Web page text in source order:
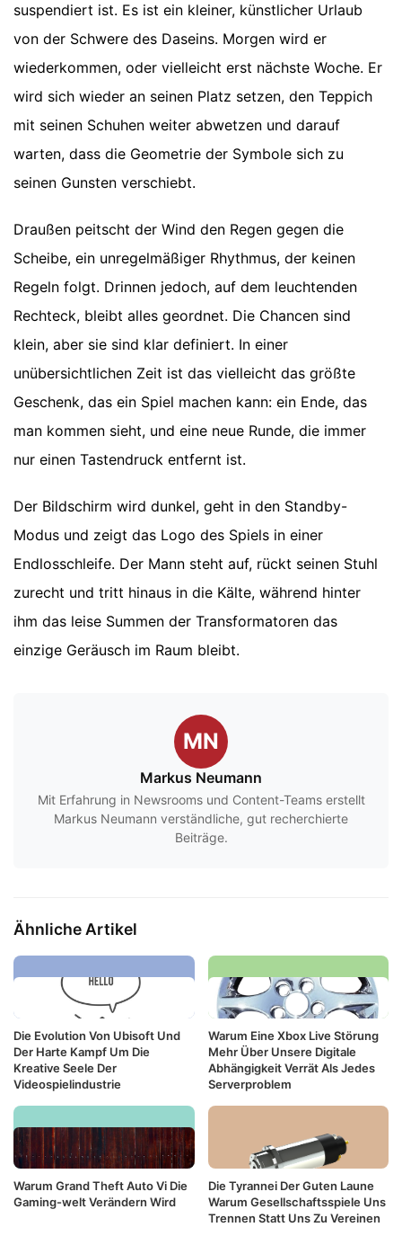
suspendiert ist. Es ist ein kleiner, künstlicher Urlaub
von der Schwere des Daseins. Morgen wird er
wiederkommen, oder vielleicht erst nächste Woche. Er
wird sich wieder an seinen Platz setzen, den Teppich
mit seinen Schuhen weiter abwetzen und darauf
warten, dass die Geometrie der Symbole sich zu
seinen Gunsten verschiebt.
Draußen peitscht der Wind den Regen gegen die
Scheibe, ein unregelmäßiger Rhythmus, der keinen
Regeln folgt. Drinnen jedoch, auf dem leuchtenden
Rechteck, bleibt alles geordnet. Die Chancen sind
klein, aber sie sind klar definiert. In einer
unübersichtlichen Zeit ist das vielleicht das größte
Geschenk, das ein Spiel machen kann: ein Ende, das
man kommen sieht, und eine neue Runde, die immer
nur einen Tastendruck entfernt ist.
Der Bildschirm wird dunkel, geht in den Standby-
Modus und zeigt das Logo des Spiels in einer
Endlosschleife. Der Mann steht auf, rückt seinen Stuhl
zurecht und tritt hinaus in die Kälte, während hinter
ihm das leise Summen der Transformatoren das
einzige Geräusch im Raum bleibt.
MN
Markus Neumann
Mit Erfahrung in Newsrooms und Content-Teams erstellt
Markus Neumann verständliche, gut recherchierte
Beiträge.
Ähnliche Artikel
Die Evolution Von Ubisoft Und
Der Harte Kampf Um Die
Kreative Seele Der
Videospielindustrie
Warum Eine Xbox Live Störung
Mehr Über Unsere Digitale
Abhängigkeit Verrät Als Jedes
Serverproblem
Warum Grand Theft Auto Vi Die
Gaming-welt Verändern Wird
Die Tyrannei Der Guten Laune
Warum Gesellschaftsspiele Uns
Trennen Statt Uns Zu Vereinen